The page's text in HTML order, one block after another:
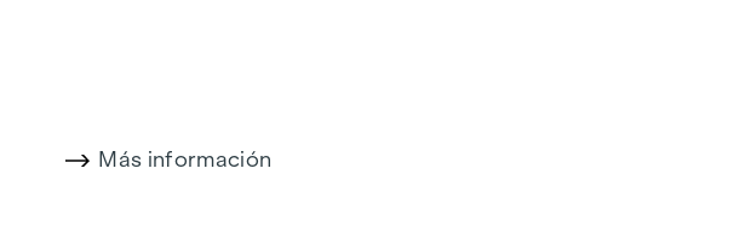
DESTACADOS
Más información